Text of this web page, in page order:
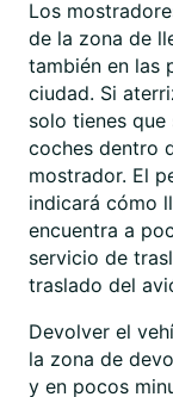
Los
de la zona de
también en las
ciudad. Si
solo tienes
coches dentro
mostrador. El
indicará cómo
encuentra a
servicio de
traslado del
Devolver el
la zona de
y en pocos